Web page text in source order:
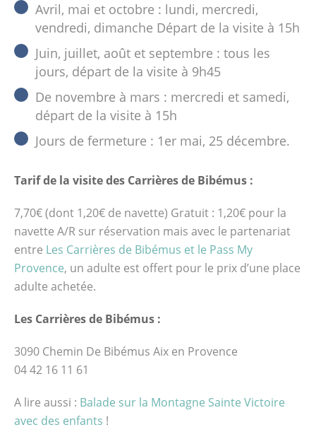
Avril, mai et octobre : lundi, mercredi,
vendredi, dimanche Départ de la visite à 15h
Juin, juillet, août et septembre : tous les
jours, départ de la visite à 9h45
De novembre à mars : mercredi et samedi,
départ de la visite à 15h
Jours de fermeture : 1er mai, 25 décembre.
Tarif de la visite des Carrières de Bibémus :
7,70€ (dont 1,20€ de navette) Gratuit : 1,20€ pour la
navette A/R sur réservation mais avec le partenariat
entre Les Carrières de Bibémus et le Pass My
Provence, un adulte est offert pour le prix d’une place
adulte achetée.
Les Carrières de Bibémus :
3090 Chemin De Bibémus Aix en Provence
04 42 16 11 61
A lire aussi : Balade sur la Montagne Sainte Victoire
avec des enfants !